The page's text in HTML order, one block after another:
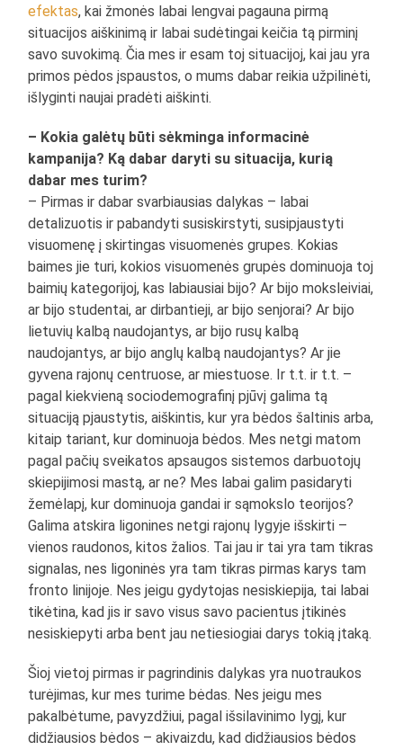
efektas, kai žmonės labai lengvai pagauna pirmą
situacijos aiškinimą ir labai sudėtingai keičia tą pirminį
savo suvokimą. Čia mes ir esam toj situacijoj, kai jau yra
primos pėdos įspaustos, o mums dabar reikia užpilinėti,
išlyginti naujai pradėti aiškinti.
– Kokia galėtų būti sėkminga informacinė
kampanija? Ką dabar daryti su situacija, kurią
dabar mes turim?
– Pirmas ir dabar svarbiausias dalykas – labai
detalizuotis ir pabandyti susiskirstyti, susipjaustyti
visuomenę į skirtingas visuomenės grupes. Kokias
baimes jie turi, kokios visuomenės grupės dominuoja toj
baimių kategorijoj, kas labiausiai bijo? Ar bijo moksleiviai,
ar bijo studentai, ar dirbantieji, ar bijo senjorai? Ar bijo
lietuvių kalbą naudojantys, ar bijo rusų kalbą
naudojantys, ar bijo anglų kalbą naudojantys? Ar jie
gyvena rajonų centruose, ar miestuose. Ir t.t. ir t.t. –
pagal kiekvieną sociodemografinį pjūvį galima tą
situaciją pjaustytis, aiškintis, kur yra bėdos šaltinis arba,
kitaip tariant, kur dominuoja bėdos. Mes netgi matom
pagal pačių sveikatos apsaugos sistemos darbuotojų
skiepijimosi mastą, ar ne? Mes labai galim pasidaryti
žemėlapį, kur dominuoja gandai ir sąmokslo teorijos?
Galima atskira ligonines netgi rajonų lygyje išskirti –
vienos raudonos, kitos žalios. Tai jau ir tai yra tam tikras
signalas, nes ligoninės yra tam tikras pirmas karys tam
fronto linijoje. Nes jeigu gydytojas nesiskiepija, tai labai
tikėtina, kad jis ir savo visus savo pacientus įtikinės
nesiskiepyti arba bent jau netiesiogiai darys tokią įtaką.
Šioj vietoj pirmas ir pagrindinis dalykas yra nuotraukos
turėjimas, kur mes turime bėdas. Nes jeigu mes
pakalbėtume, pavyzdžiui, pagal išsilavinimo lygį, kur
didžiausios bėdos – akivaizdu, kad didžiausios bėdos